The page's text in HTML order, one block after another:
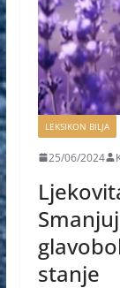
LEKSIKON BILJA
25/06/2024
stanje